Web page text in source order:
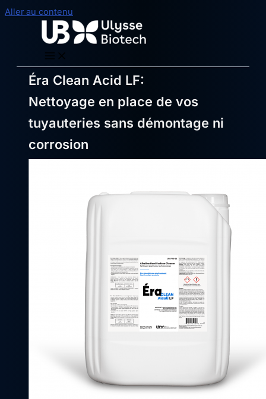
Aller au contenu
Éra Clean Acid LF:
Nettoyage en place de vos
tuyauteries sans démontage ni
corrosion